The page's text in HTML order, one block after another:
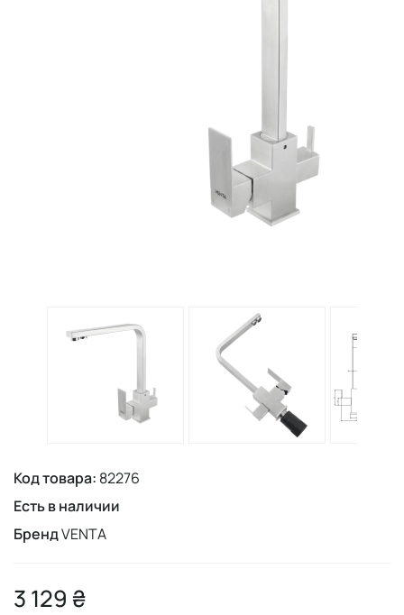
Код товара: 82276
Есть в наличии
БрендVENTA
3 129 ₴